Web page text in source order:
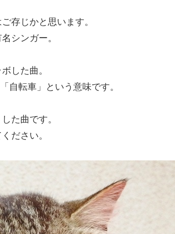
存じかと思います。
シンガー。
した曲。
自転車」という意味です。
た曲です。
ださい。